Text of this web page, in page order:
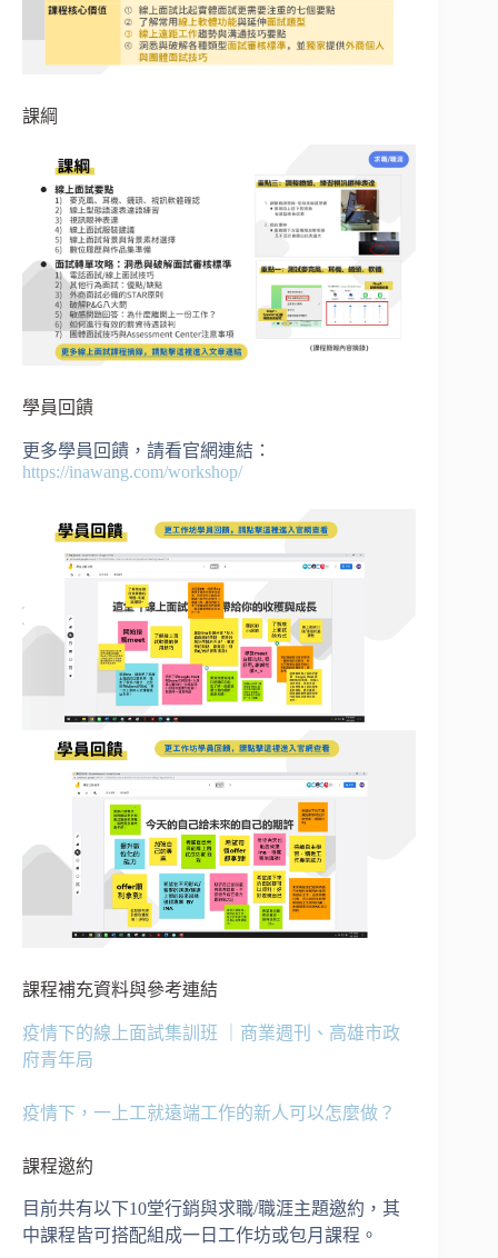
課綱
學員回饋
更多學員回饋，請看官網連結：
https://inawang.com/workshop/
課程補充資料與參考連結
疫情下的線上面試集訓班 ｜商業週刊、高雄市政
府青年局
疫情下，一上工就遠端工作的新人可以怎麼做？
課程邀約
目前共有以下10堂行銷與求職/職涯主題邀約，其
中課程皆可搭配組成一日工作坊或包月課程。